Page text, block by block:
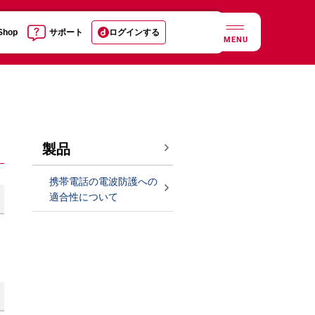
サポート ログインする
MENU
製品
携帯電話の電波防護への
適合性について